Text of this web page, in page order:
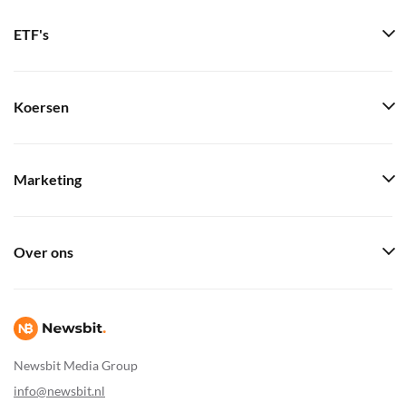
Newsbit Media Group
info@newsbit.nl
ETF's
Koersen
Marketing
Over ons